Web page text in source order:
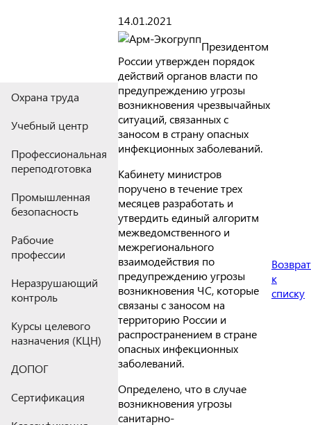
Охрана труда
Учебный центр
Профессиональная
переподготовка
Промышленная
безопасность
Рабочие
профессии
Неразрушающий
контроль
Курсы целевого
назначения (КЦН)
ДОПОГ
Сертификация
14.01.2021
Президентом
России утвержден порядок
действий органов власти по
предупреждению угрозы
возникновения чрезвычайных
ситуаций, связанных с
заносом в страну опасных
инфекционных заболеваний.
Кабинету министров
поручено в течение трех
месяцев разработать и
утвердить единый алгоритм
межведомственного и
межрегионального
взаимодействия по
предупреждению угрозы
возникновения ЧС, которые
связаны с заносом на
территорию России и
распространением в стране
опасных инфекционных
заболеваний.
Определено, что в случае
возникновения угрозы
санитарно-
Возврат
к
списку